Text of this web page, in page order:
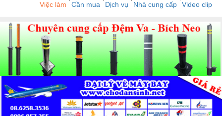
Việc làm Cần mua Dịch vụ Nhà cung cấp Video clip